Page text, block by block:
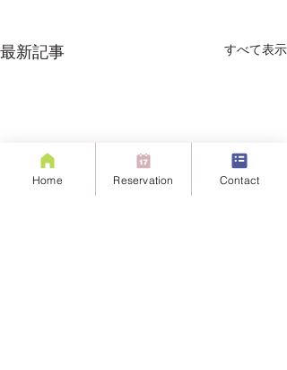
最新記事 すべて表示
Home Reservation Contact